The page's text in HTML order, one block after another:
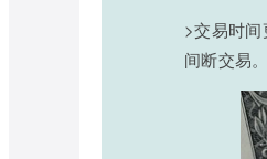
>交易时
间断交易